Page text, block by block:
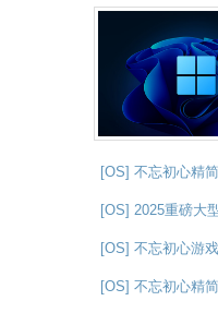
[OS] 不忘初心精
[OS] 2025重磅大
[OS] 不忘初心游
[OS] 不忘初心精